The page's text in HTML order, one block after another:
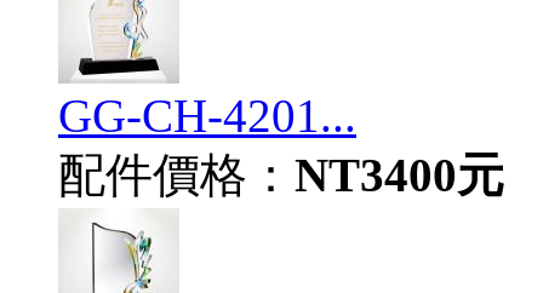
GG-CH-4201...
配件價格： NT3400元